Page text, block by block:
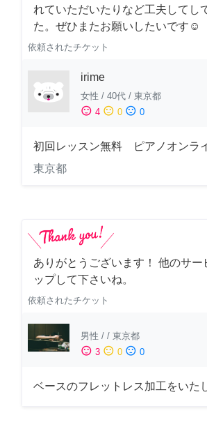
れていただいたりなど工夫してし
た。ぜひまたお願いしたいです☺️
依頼されたチケット
irime
女性 / 40代 / 東京都
sentiment_satisfied 4 sentiment_neutral 0 sentiment_dissatisfied 0
初回レッスン無料 ピアノオンラ
東京都
ありがとうございます！ 他のサー
ップして下さいね。
依頼されたチケット
男性 / / 東京都
sentiment_satisfied 3 sentiment_neutral 0 sentiment_dissatisfied 0
ベースのフレットレス加工をいた